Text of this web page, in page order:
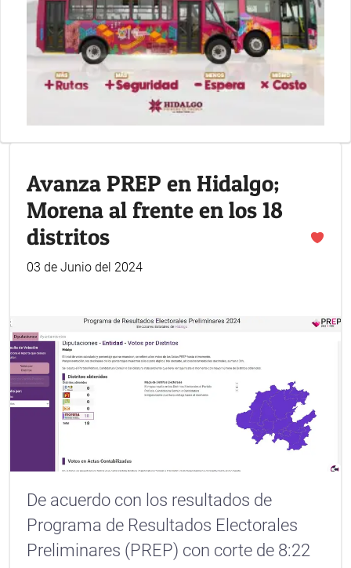
Avanza PREP en Hidalgo;
Morena al frente en los 18
distritos
03 de Junio del 2024
De acuerdo con los resultados de
Programa de Resultados Electorales
Preliminares (PREP) con corte de 8:22